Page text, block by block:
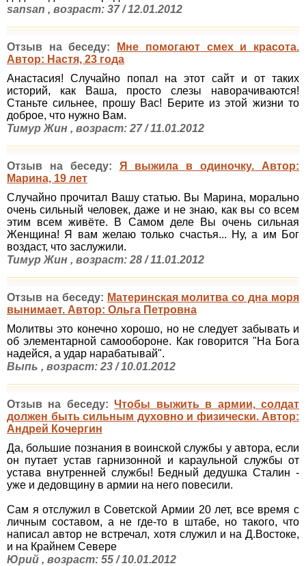
sansan , возраст: 37 / 12.01.2012
Отзыв на беседу:
Мне помогают смех и красота.
Автор: Настя, 23 года
Анастасия! Случайно попал на этот сайт и от таких
историй, как Ваша, просто слезы наворачиваются!
Станьте сильнее, прошу Вас! Берите из этой жизни то
доброе, что нужно Вам.
Тимур Жин , возраст: 27 / 11.01.2012
Отзыв на беседу: Я выжила в одиночку. Автор:
Марина, 19 лет
Случайно прочитал Вашу статью. Вы Марина, морально
очень сильный человек, даже и не знаю, как вы со всем
этим всем живёте. В Самом деле Вы очень сильная
Женщина! Я вам желаю только счастья... Ну, а им Бог
воздаст, что заслужили.
Тимур Жин , возраст: 28 / 11.01.2012
Отзыв на беседу: Материнская молитва со дна моря
вынимает. Автор: Ольга Петровна
Молитвы это конечно хорошо, но не следует забывать и
об элементарной самообороне. Как говорится "На Бога
надейся, а удар нарабатывай".
Выпь , возраст: 23 / 10.01.2012
Отзыв на беседу:Чтобы выжить в армии, солдат
должен быть сильным духовно и физически. Автор:
Андрей Кочергин
Да, большие познания в воинской службы у автора, если
он путает устав гарнизонной и караульной службы от
устава внутренней службы! Бедный дедушка Сталин -
уже и дедовщину в армии на него повесили.
Сам я отслужил в Советской Армии 20 лет, все время с
личным составом, а не где-то в штабе, но такого, что
написал автор не встречал, хотя служил и на Д.Востоке,
и на Крайнем Севере
Юрий , возраст: 55 / 10.01.2012